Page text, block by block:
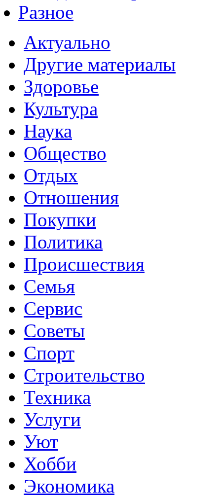
Разное
Актуально
Другие материалы
Здоровье
Культура
Наука
Общество
Отдых
Отношения
Покупки
Политика
Происшествия
Семья
Сервис
Советы
Спорт
Строительство
Техника
Услуги
Уют
Хобби
Экономика